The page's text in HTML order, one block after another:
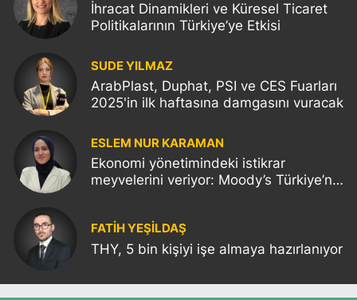
İhracat Dinamikleri ve Küresel Ticaret
Politikalarının Türkiye’ye Etkisi
SUDE YILMAZ
ArabPlast, Duphat, PSI ve CES Fuarları
2025'in ilk haftasına damgasını vuracak
ESLEM NUR KARAMAN
Ekonomi yönetimindeki istikrar
meyvelerini veriyor: Moody’s Türkiye’nin
FATIH YEŞİLDAŞ
THY, 5 bin kişiyi işe almaya hazırlanıyor